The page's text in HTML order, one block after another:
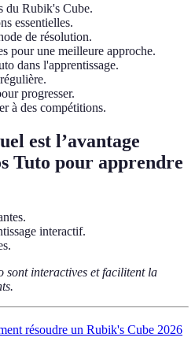
du Rubik's Cube.
essentielles.
de résolution.
pour une meilleure approche.
dans l'apprentissage.
progresser.
à des compétitions.
est l’avantage
Tuto pour apprendre
interactif.
sont interactives et facilitent la
résoudre un Rubik's Cube 2026